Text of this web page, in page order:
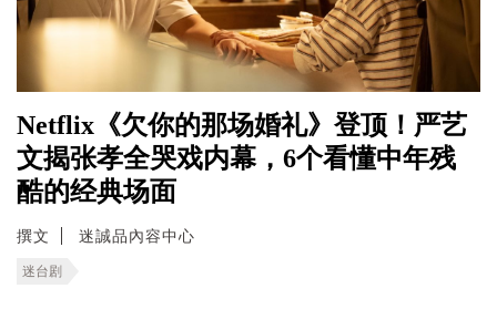
Netflix《欠你的那场婚礼》登顶！严艺
文揭张孝全哭戏内幕，6个看懂中年残
酷的经典场面
撰文 迷誠品內容中心
迷台剧